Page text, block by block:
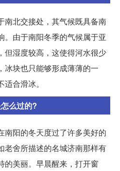
南北交接处，其气候既具备南
。由于南阳冬季的气候属于亚
但湿度较高，这使得河水很少
冰块也只能够形成薄薄的一
合滑冰。
么过的?
南阳的冬天度过了许多美好的
老舍所描述的名城济南那样有
的美丽。早晨醒来，打开窗